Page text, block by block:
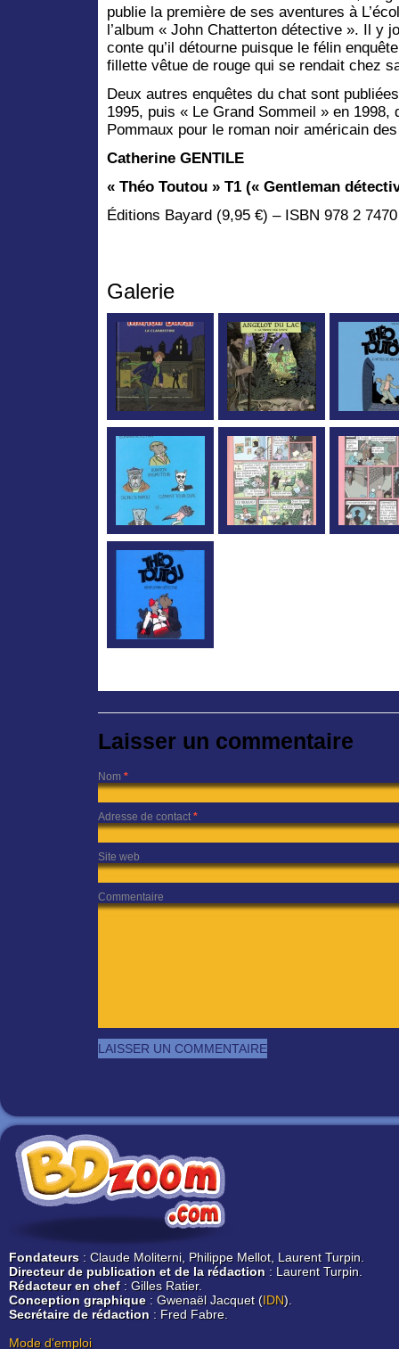
publie la première de ses aventures à
l’album « John Chatterton détective ». Il y
conte qu’il détourne puisque le félin
fillette vêtue de rouge qui se rendait chez
Deux autres enquêtes du chat sont
1995, puis « Le Grand Sommeil » en 1998,
Pommaux pour le roman noir américain
Catherine GENTILE
« Théo Toutou » T1 (« Gentleman
Éditions Bayard (9,95 €) – ISBN 978 2
Galerie
Laisser un commentaire
Nom *
Adresse de contact *
Site web
Commentaire
Fondateurs : Claude Moliterni, Philippe Mellot, Laurent Turpin.
Directeur de publication et de la rédaction : Laurent Turpin.
Rédacteur en chef: Gilles Ratier.
Conception graphique: Gwenaël Jacquet (IDN).
Secrétaire de rédaction : Fred Fabre.
Mode d'emploi